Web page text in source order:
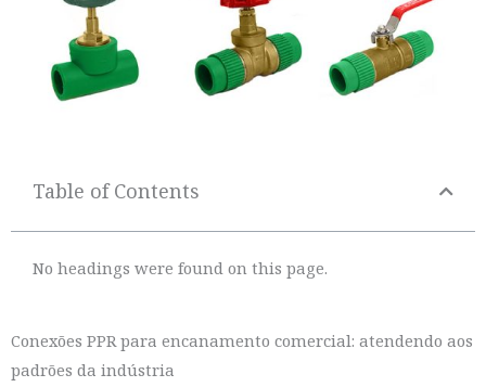
Table of Contents
No headings were found on this page.
Conexões PPR para encanamento comercial: atendendo aos
padrões da indústria